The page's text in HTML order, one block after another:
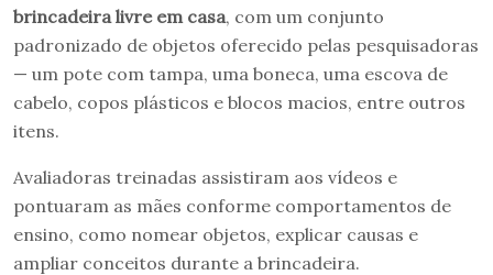
brincadeira livre em casa, com um conjunto
padronizado de objetos oferecido pelas pesquisadoras
— um pote com tampa, uma boneca, uma escova de
cabelo, copos plásticos e blocos macios, entre outros
itens.
Avaliadoras treinadas assistiram aos vídeos e
pontuaram as mães conforme comportamentos de
ensino, como nomear objetos, explicar causas e
ampliar conceitos durante a brincadeira.